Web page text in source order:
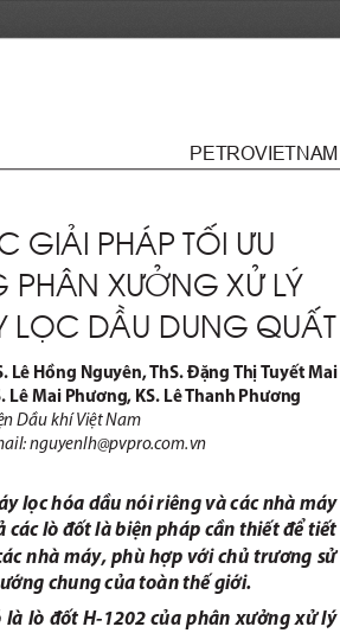
PETROVIETNAM
GIẢ I PHÁP TỐI ƯU
PHÂN XƯỞNG XỬ LÝ
ỌC DẦ U DUNG QUẤT
Lê Hồng Nguyên, ThS. Đặng Thị Tuyết Mai
Lê Mai Phương, KS. Lê Thanh Phương
Dầu khí Việt Nam
nguyenlh@pvpro.com.vn
lọc hóa dầu nói riêng và các nhà máy
các lò đốt là biện pháp cần thiết để tiết
nhà máy, phù hợp với chủ trương sử
chung của toàn thế giới.
là  lò  đốt  H-1202  của  phân  xưởng  xử  lý